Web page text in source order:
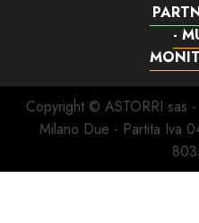
-
Copyright © ASTORRI sas
Milano Due - Partita Iva